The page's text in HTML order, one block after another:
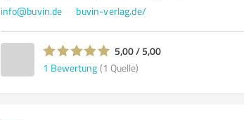
info@buvin.de buvin-verlag.de/
5,00 / 5,00
1 Bewertung (1 Quelle)